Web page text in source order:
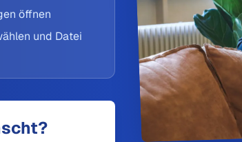
öffnen
und Datei